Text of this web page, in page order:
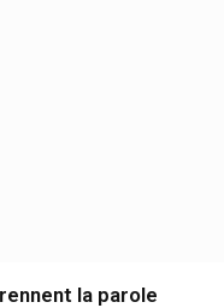
la parole